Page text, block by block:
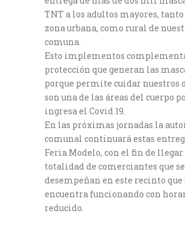
TNT a los adultos mayores,
zona urbana, como rural de
comuna.
Esto implementos
protección que generan las
porque permite cuidar nuestros
son una de las áreas del cuerpo
ingresa el Covid 19.
En las próximas jornadas la
comunal continuará estas
Feria Modelo, con el fin de llegar
totalidad de comerciantes que se
desempeñan en este recinto que
encuentra funcionando con
reducido.